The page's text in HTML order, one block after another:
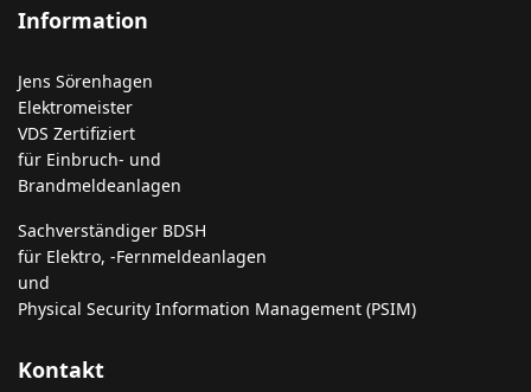
Information
Jens Sörenhagen
Elektromeister
VDS Zertifiziert
für Einbruch- und
Brandmeldeanlagen
Sachverständiger BDSH
für Elektro, -Fernmeldeanlagen
und
Physical Security Information Management (PSIM)
Kontakt